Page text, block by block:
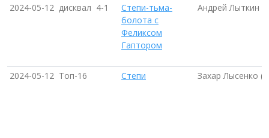
2024-05-12 дисквал 4-1
Степи-тьма-
болота с
Феликсом
Гаптором
Андрей Лыткин
2024-05-12 Топ-16 Степи Захар Лысенко